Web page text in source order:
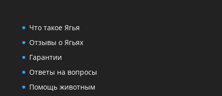
Что такое Ягья
Отзывы о Ягьях
Гарантии
Ответы на вопросы
Помощь животным